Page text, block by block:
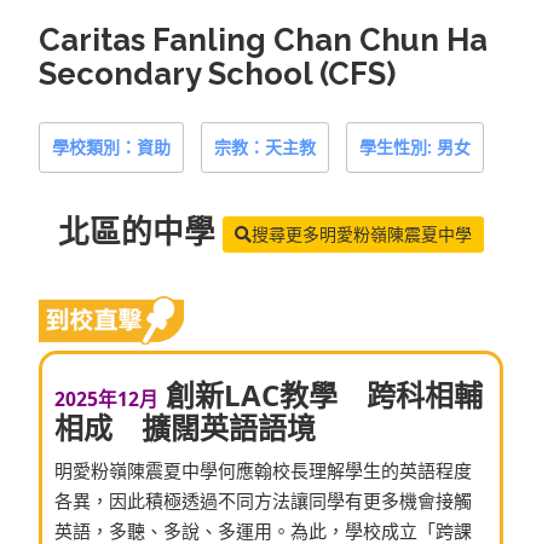
Caritas Fanling Chan Chun Ha
Secondary School (CFS)
學校類別：資助 宗教：天主教 學生性別: 男女
北區的中學 搜尋更多明愛粉嶺陳震夏中學
2025年12月 創新LAC教學 跨科相輔
相成 擴闊英語語境
明愛粉嶺陳震夏中學何應翰校長理解學生的英語程度
各異，因此積極透過不同方法讓同學有更多機會接觸
英語，多聽、多說、多運用。為此，學校成立「跨課